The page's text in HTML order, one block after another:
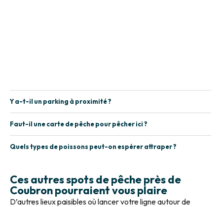
Y a-t-il un parking à proximité ?
Faut-il une carte de pêche pour pêcher ici ?
Quels types de poissons peut-on espérer attraper ?
Ces autres spots de pêche près de
Coubron pourraient vous plaire
D’autres lieux paisibles où lancer votre ligne autour de